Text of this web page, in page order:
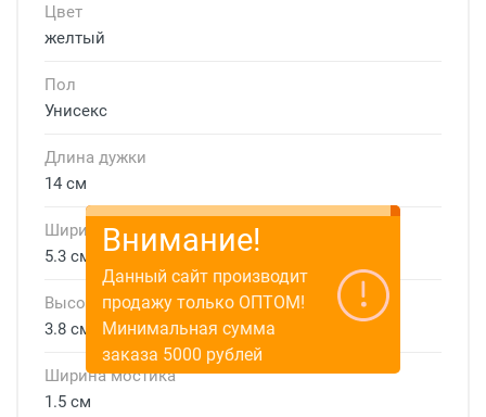
Цвет
желтый
Пол
Унисекс
Длина дужки
14 см
Ширина линзы
5.3 см
Высота линзы
3.8 см
Ширина мостика
1.5 см
Внимание!
Данный сайт производит
продажу только ОПТОМ!
Минимальная сумма
заказа 5000 рублей